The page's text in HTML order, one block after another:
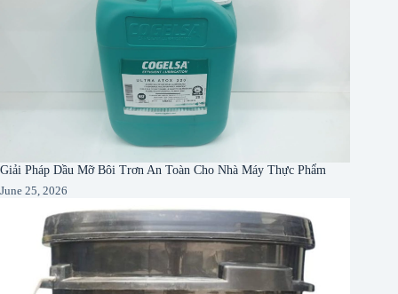
Giải Pháp Dầu Mỡ Bôi Trơn An Toàn Cho Nhà Máy Thực Phẩm
June 25, 2026